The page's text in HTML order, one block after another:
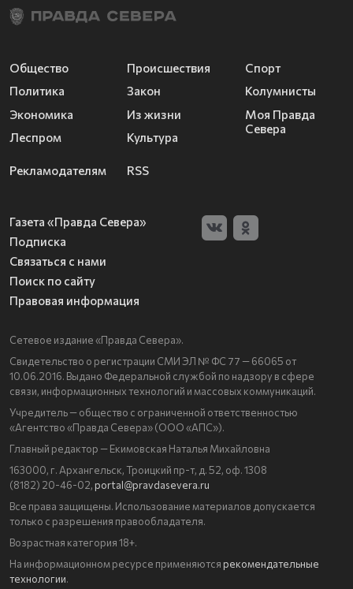
Общество
Политика
Экономика
Леспром
Происшествия
Закон
Из жизни
Культура
Спорт
Колумнисты
Моя Правда
Севера
Рекламодателям RSS
Газета «Правда Севера»
Подписка
Связаться с нами
Поиск по сайту
Правовая информация
Сетевое издание «Правда Севера».
Свидетельство о регистрации СМИ ЭЛ № ФС 77 — 66065 от
10.06.2016. Выдано Федеральной службой по надзору в сфере
связи, информационных технологий и массовых коммуникаций.
Учредитель — общество с ограниченной ответственностью
«Агентство «Правда Севера» (ООО «АПС»).
Главный редактор — Екимовская Наталья Михайловна
163000, г. Архангельск, Троицкий пр-т, д. 52, оф. 1308
(8182) 20-46-02, portal@pravdasevera.ru
Все права защищены. Использование материалов допускается
только с разрешения правообладателя.
Возрастная категория 18+.
На информационном ресурсе применяются рекомендательные
технологии.